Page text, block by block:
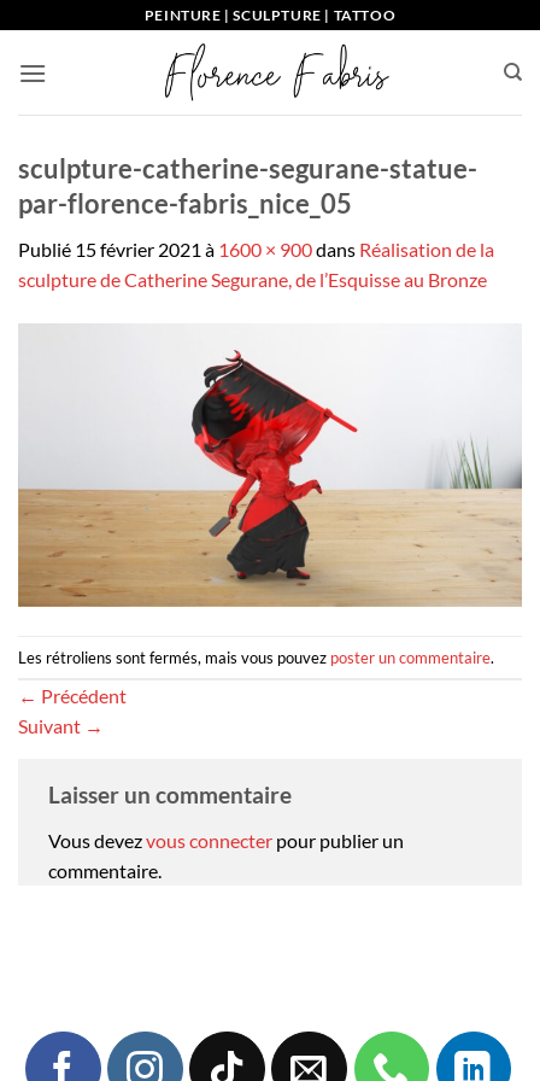
contenu
PEINTURE | SCULPTURE | TATTOO
sculpture-catherine-segurane-statue-
par-florence-fabris_nice_05
Publié 15 février 2021 à 1600 × 900dans Réalisation de la
sculpture de Catherine Segurane, de l’Esquisse au Bronze
Les rétroliens sont fermés, mais vous pouvez poster un commentaire.
← Précédent
Suivant →
Laisser un commentaire
Vous devezvous connecter pour publier un
commentaire.